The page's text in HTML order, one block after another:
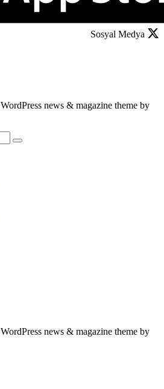
Sosyal Medya
news & magazine theme by
news & magazine theme by